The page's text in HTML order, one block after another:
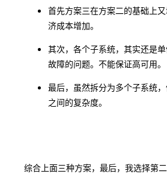
首先方案三在方案二的基础上
济成本增加。
其次，各个子系统，其实还是
故障的问题。不能保证高可用。
最后，虽然拆分为多个子系统
之间的复杂度。
综合上面三种方案，最后，我选择第